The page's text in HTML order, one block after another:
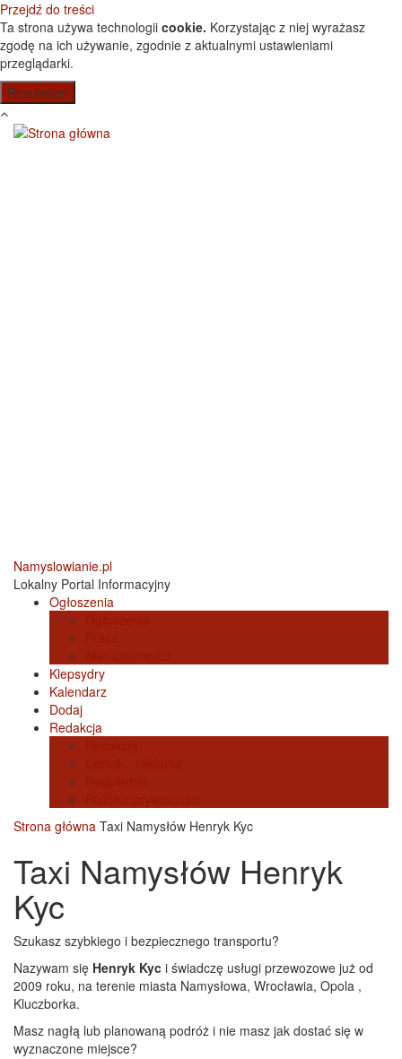
Przejdź do treści
Ta strona używa technologii cookie. Korzystając z niej wyrażasz
zgodę na ich używanie, zgodnie z aktualnymi ustawieniami
przeglądarki.
Namyslowianie.pl
Lokalny Portal Informacyjny
Ogłoszenia
Klepsydry
Kalendarz
Dodaj
Redakcja
Strona główna Taxi Namysłów Henryk Kyc
Taxi Namysłów Henryk
Kyc
Szukasz szybkiego i bezpiecznego transportu?
Nazywam się Henryk Kyc i świadczę usługi przewozowe już od
2009 roku, na terenie miasta Namysłowa, Wrocławia, Opola ,
Kluczborka.
Masz nagłą lub planowaną podróż i nie masz jak dostać się w
wyznaczone miejsce?